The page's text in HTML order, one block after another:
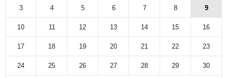
3 4 5 6 7 8 9
10 11 12 13 14 15 16
17 18 19 20 21 22 23
24 25 26 27 28 29 30